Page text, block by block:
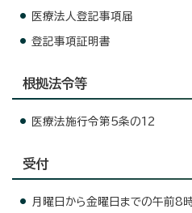
医療法人登記事項届
登記事項証明書
根拠法令等
医療法施行令第5条の12
受付
月曜日から金曜日までの午前8